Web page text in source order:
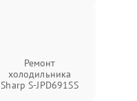
Ремонт
холодильника
Sharp S-JPD691SS